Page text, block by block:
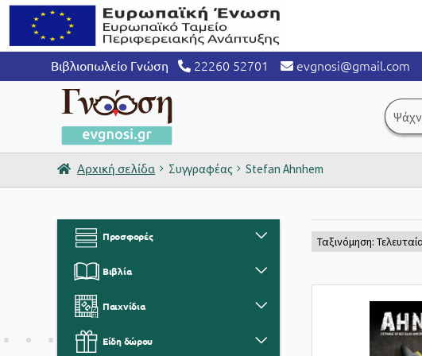
Βιβλιοπωλείο Γνώση 22260 52701 evgnosi@gmail.com
για:
Αρχική σελίδα Συγγραφέας Stefan Ahnhem
Προσφορές
Βιβλία
Παιχνίδια
Είδη δώρου